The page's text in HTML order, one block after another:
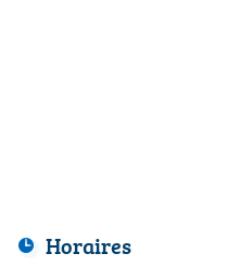
Horaires